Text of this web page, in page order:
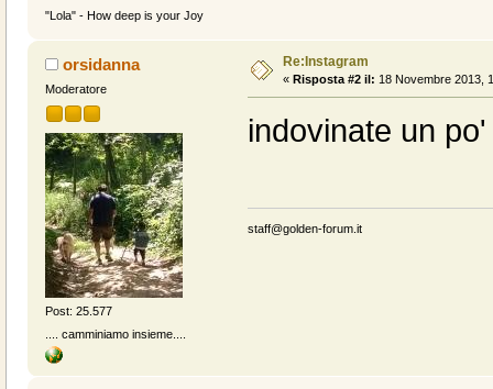
"Lola" - How deep is your Joy
orsidanna
Moderatore
Post: 25.577
.... camminiamo insieme....
Re:Instagram
« Risposta #2 il: 18 Novembre 2013,
indovinate un
staff@golden-forum.it